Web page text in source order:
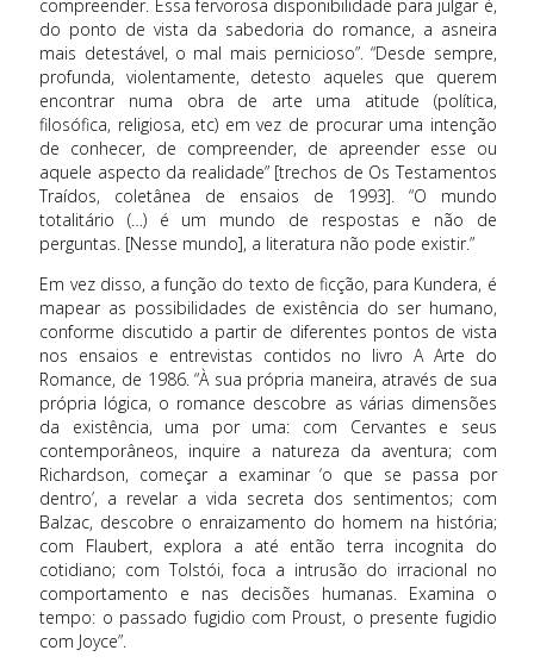
compreender. Essa fervorosa disponibilidade para julgar é,
do ponto de vista da sabedoria do romance, a asneira
mais detestável, o mal mais pernicioso”. “Desde sempre,
profunda, violentamente, detesto aqueles que querem
encontrar numa obra de arte uma atitude (política,
filosófica, religiosa, etc) em vez de procurar uma intenção
de conhecer, de compreender, de apreender esse ou
aquele aspecto da realidade” [trechos de Os Testamentos
Traídos, coletânea de ensaios de 1993]. “O mundo
totalitário (…) é um mundo de respostas e não de
perguntas. [Nesse mundo], a literatura não pode existir.”
Em vez disso, a função do texto de ficção, para Kundera, é
mapear as possibilidades de existência do ser humano,
conforme discutido a partir de diferentes pontos de vista
nos ensaios e entrevistas contidos no livro A Arte do
Romance, de 1986. “À sua própria maneira, através de sua
própria lógica, o romance descobre as várias dimensões
da existência, uma por uma: com Cervantes e seus
contemporâneos, inquire a natureza da aventura; com
Richardson, começar a examinar ‘o que se passa por
dentro’, a revelar a vida secreta dos sentimentos; com
Balzac, descobre o enraizamento do homem na história;
com Flaubert, explora a até então terra incognita do
cotidiano; com Tolstói, foca a intrusão do irracional no
comportamento e nas decisões humanas. Examina o
tempo: o passado fugidio com Proust, o presente fugidio
com Joyce”.